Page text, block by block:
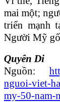
mai một;
triển mạnh
Người Mỹ
Quyên Di
Nguồn:
nguoi-viet-
my-50-nam-